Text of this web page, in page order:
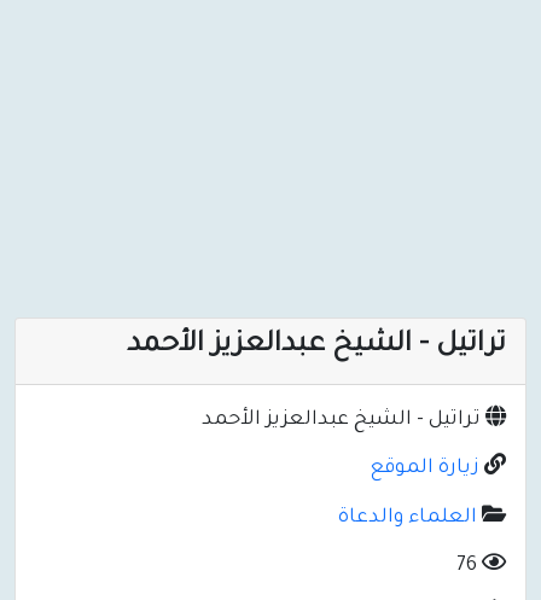
تراتيل - الشيخ عبدالعزيز الأحمد
تراتيل - الشيخ عبدالعزيز الأحمد
زيارة الموقع
العلماء والدعاة